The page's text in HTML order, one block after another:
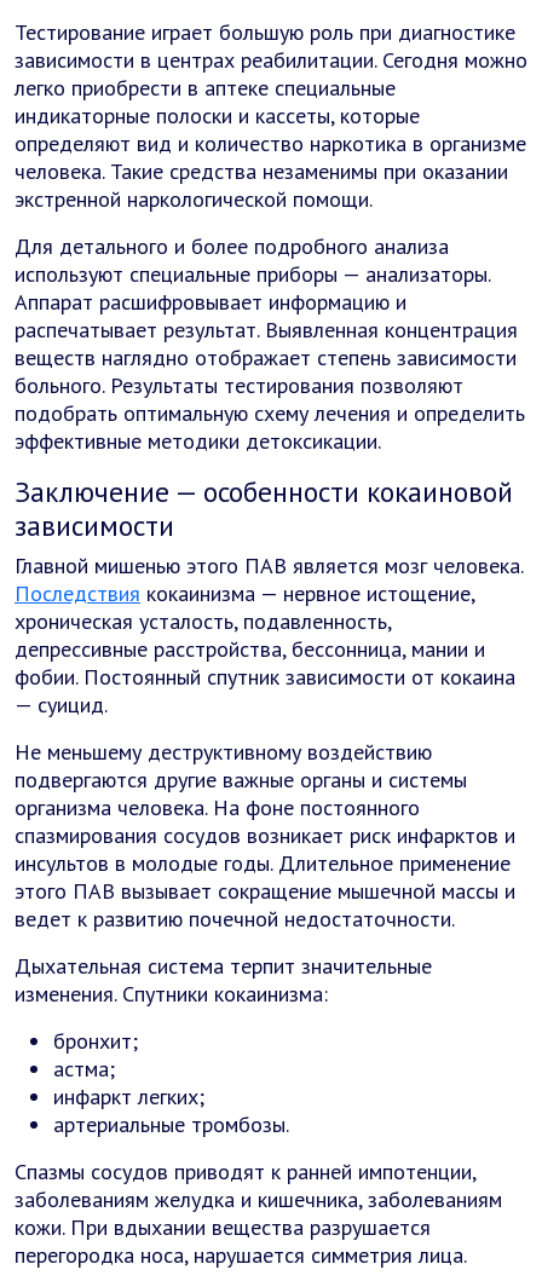
Тестирование играет большую роль при диагностике
зависимости в центрах реабилитации. Сегодня можно
легко приобрести в аптеке специальные
индикаторные полоски и кассеты, которые
определяют вид и количество наркотика в организме
человека. Такие средства незаменимы при оказании
экстренной наркологической помощи.
Для детального и более подробного анализа
используют специальные приборы — анализаторы.
Аппарат расшифровывает информацию и
распечатывает результат. Выявленная концентрация
веществ наглядно отображает степень зависимости
больного. Результаты тестирования позволяют
подобрать оптимальную схему лечения и определить
эффективные методики детоксикации.
Заключение — особенности кокаиновой
зависимости
Главной мишенью этого ПАВ является мозг человека.
Последствия кокаинизма — нервное истощение,
хроническая усталость, подавленность,
депрессивные расстройства, бессонница, мании и
фобии. Постоянный спутник зависимости от кокаина
— суицид.
Не меньшему деструктивному воздействию
подвергаются другие важные органы и системы
организма человека. На фоне постоянного
спазмирования сосудов возникает риск инфарктов и
инсультов в молодые годы. Длительное применение
этого ПАВ вызывает сокращение мышечной массы и
ведет к развитию почечной недостаточности.
Дыхательная система терпит значительные
изменения. Спутники кокаинизма:
бронхит;
астма;
инфаркт легких;
артериальные тромбозы.
Спазмы сосудов приводят к ранней импотенции,
заболеваниям желудка и кишечника, заболеваниям
кожи. При вдыхании вещества разрушается
перегородка носа, нарушается симметрия лица.